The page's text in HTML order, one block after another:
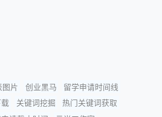
图片 创业黑马
留学申请时间线
关键词挖掘
热门关键词获取